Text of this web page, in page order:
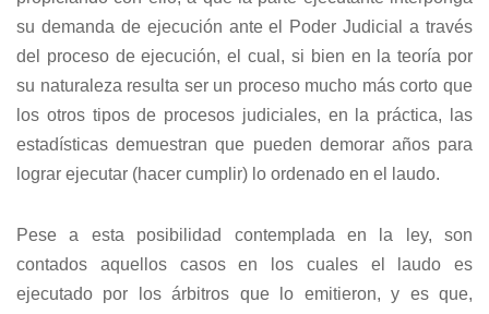
su demanda de ejecución ante el Poder Judicial a través
del proceso de ejecución, el cual, si bien en la teoría por
su naturaleza resulta ser un proceso mucho más corto que
los otros tipos de procesos judiciales, en la práctica, las
estadísticas demuestran que pueden demorar años para
lograr ejecutar (hacer cumplir) lo ordenado en el laudo.
Pese a esta posibilidad contemplada en la ley, son
contados aquellos casos en los cuales el laudo es
ejecutado por los árbitros que lo emitieron, y es que,